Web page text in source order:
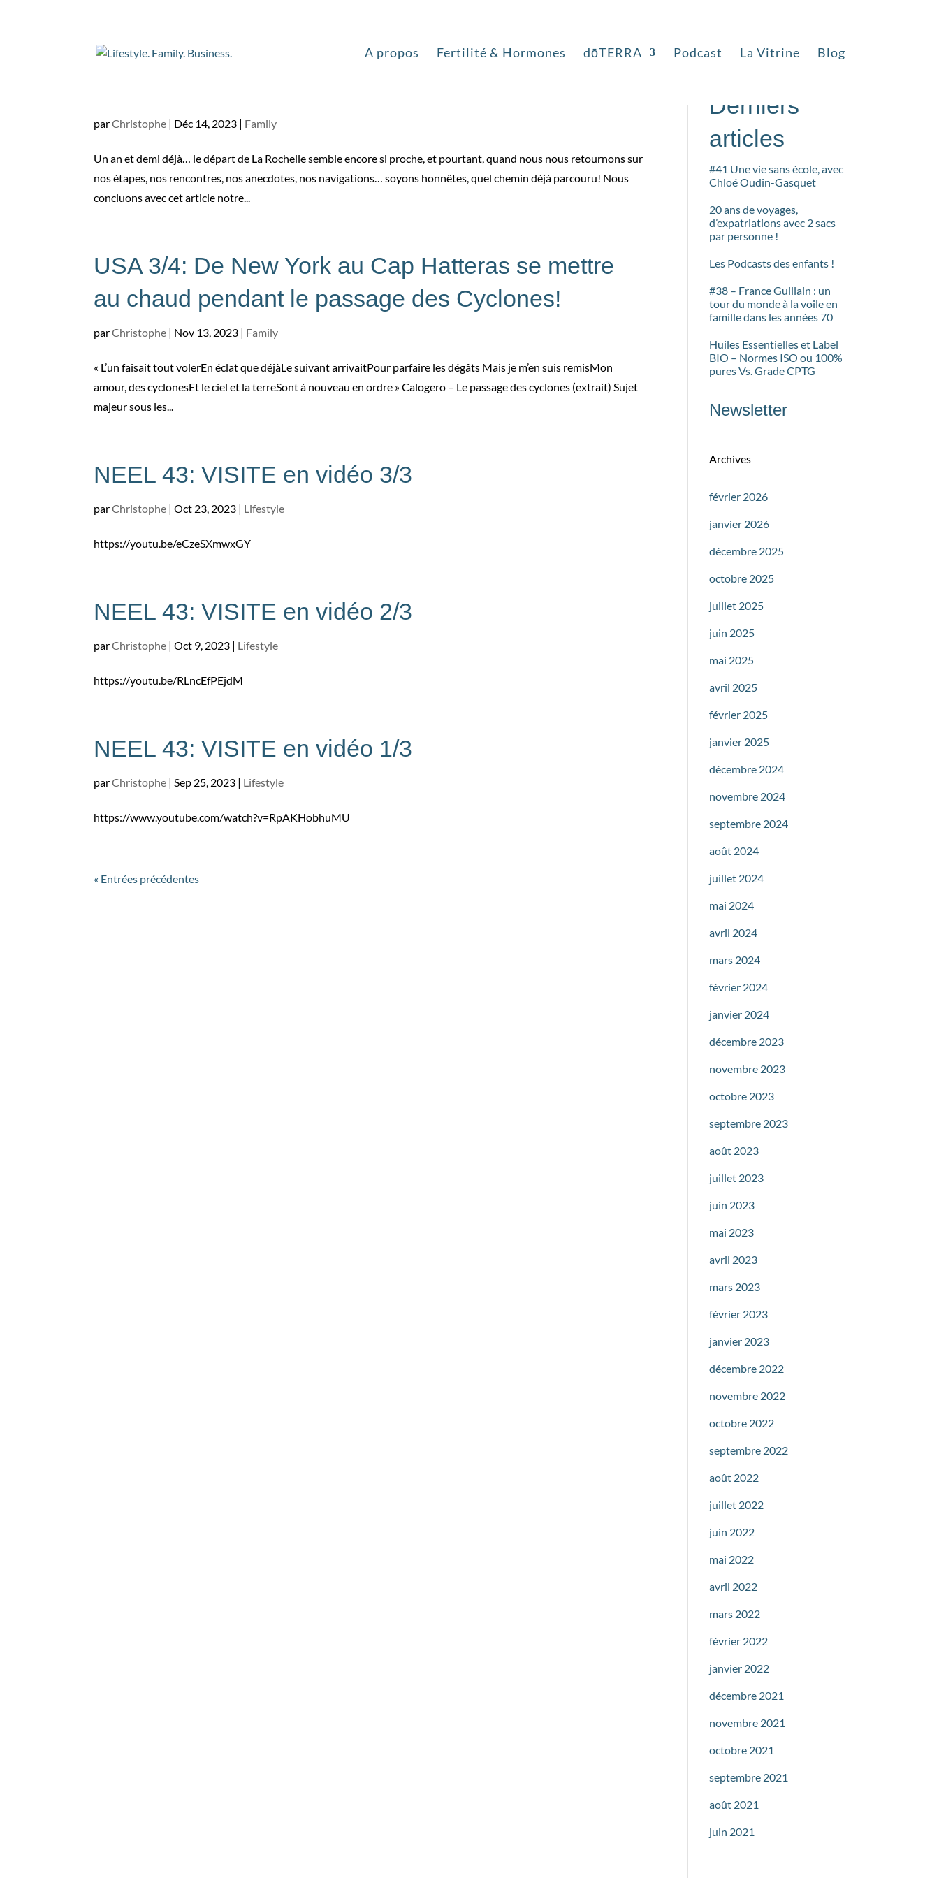
A propos Fertilité & Hormones dōTERRA Podcast La Vitrine Blog
USA-4/4: Du Cap Hatteras à la Floride… ou la fin
parChristophe | Déc 14, 2023 | Family
Un an et demi déjà… le départ de La Rochelle semble encore si proche, et pourtant, quand nous nous retournons sur
nos étapes, nos rencontres, nos anecdotes, nos navigations… soyons honnêtes, quel chemin déjà parcouru! Nous
concluons avec cet article notre...
USA 3/4: De New York au Cap Hatteras se mettre
au chaud pendant le passage des Cyclones!
parChristophe | Nov 13, 2023 | Family
« L’un faisait tout volerEn éclat que déjàLe suivant arrivaitPour parfaire les dégâts Mais je m’en suis remisMon
amour, des cyclonesEt le ciel et la terreSont à nouveau en ordre » Calogero – Le passage des cyclones (extrait) Sujet
majeur sous les...
NEEL 43: VISITE en vidéo 3/3
parChristophe |Oct 23, 2023 | Lifestyle
https://youtu.be/eCzeSXmwxGY
NEEL 43: VISITE en vidéo 2/3
parChristophe |Oct 9, 2023 | Lifestyle
https://youtu.be/RLncEfPEjdM
NEEL 43: VISITE en vidéo 1/3
parChristophe |Sep 25, 2023 | Lifestyle
https://www.youtube.com/watch?v=RpAKHobhuMU
« Entrées précédentes
Rechercher
Derniers
articles
#41 Une vie sans école, avec
Chloé Oudin-Gasquet
20 ans de voyages,
d’expatriations avec 2 sacs
par personne !
Les Podcasts des enfants !
#38 – France Guillain : un
tour du monde à la voile en
famille dans les années 70
Huiles Essentielles et Label
BIO – Normes ISO ou 100%
pures Vs. Grade CPTG
Newsletter
Archives
février 2026
janvier 2026
décembre 2025
octobre 2025
juillet 2025
juin 2025
mai 2025
avril 2025
février 2025
janvier 2025
décembre 2024
novembre 2024
septembre 2024
août 2024
juillet 2024
mai 2024
avril 2024
mars 2024
février 2024
janvier 2024
décembre 2023
novembre 2023
octobre 2023
septembre 2023
août 2023
juillet 2023
juin 2023
mai 2023
avril 2023
mars 2023
février 2023
janvier 2023
décembre 2022
novembre 2022
octobre 2022
septembre 2022
août 2022
juillet 2022
juin 2022
mai 2022
avril 2022
mars 2022
février 2022
janvier 2022
décembre 2021
novembre 2021
octobre 2021
septembre 2021
août 2021
juin 2021